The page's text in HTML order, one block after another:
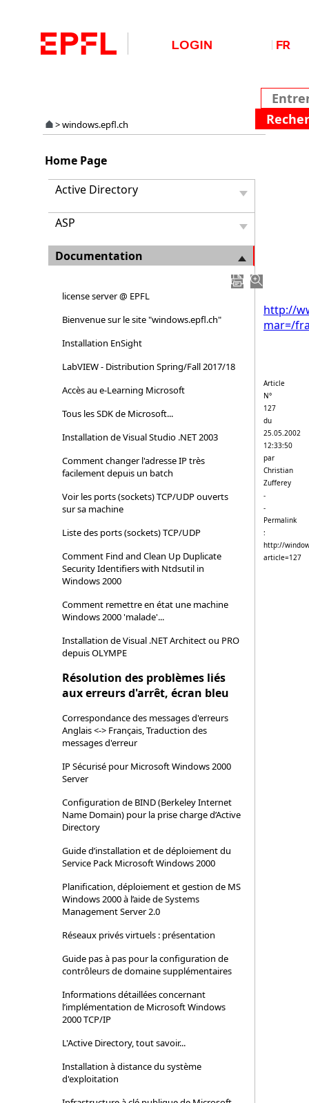
>windows.epfl.ch
Home Page
Active Directory
ASP
Documentation
license server @ EPFL
Bienvenue sur le site "windows.epfl.ch"
Installation EnSight
LabVIEW - Distribution Spring/Fall 2017/18
Accès au e-Learning Microsoft
Tous les SDK de Microsoft...
Installation de Visual Studio .NET 2003
Comment changer l'adresse IP très
facilement depuis un batch
Voir les ports (sockets) TCP/UDP ouverts
sur sa machine
Liste des ports (sockets) TCP/UDP
Comment Find and Clean Up Duplicate
Security Identifiers with Ntdsutil in
Windows 2000
Comment remettre en état une machine
Windows 2000 'malade'...
Installation de Visual .NET Architect ou PRO
depuis OLYMPE
Résolution des problèmes liés
aux erreurs d'arrêt, écran bleu
Correspondance des messages d'erreurs
Anglais <-> Français, Traduction des
messages d'erreur
IP Sécurisé pour Microsoft Windows 2000
Server
Configuration de BIND (Berkeley Internet
Name Domain) pour la prise charge d’Active
Directory
Guide d’installation et de déploiement du
Service Pack Microsoft Windows 2000
Planification, déploiement et gestion de MS
Windows 2000 à l’aide de Systems
Management Server 2.0
Réseaux privés virtuels : présentation
Guide pas à pas pour la configuration de
contrôleurs de domaine supplémentaires
Informations détaillées concernant
l’implémentation de Microsoft Windows
2000 TCP/IP
L'Active Directory, tout savoir...
Installation à distance du système
d'exploitation
http://
mar=/
Article
N°
127
du
25.05.2002
12:33:50
par
Christian
Zufferey
-
-
Permalink
:
http://
article=127